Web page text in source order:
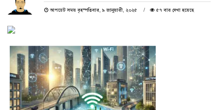
আপডেট সময় বৃহস্পতিবার, ৯ জানুয়ারী, ২০২৫ ৫৭ বার দেখা হয়েছে